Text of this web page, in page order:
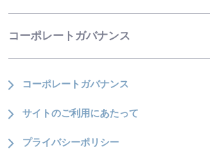
コーポレートガバナンス
コーポレートガバナンス
サイトのご利用にあたって
プライバシーポリシー